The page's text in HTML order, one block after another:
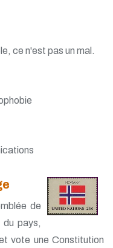
ce n'est pas un mal.
de
du pays,
vote une Constitution